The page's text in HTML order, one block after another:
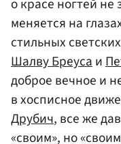
о красе ногтей
меняется на
стильных
Шалву Бреусаи
доброе вечное и
в хосписное
Друбич, все же
«своим», но